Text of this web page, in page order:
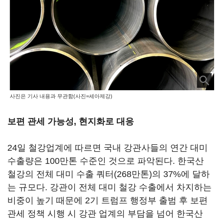
사진은 기사 내용과 무관함(사진=세아제강)
보편 관세 가능성, 현지화로 대응
24일 철강업계에 따르면 국내 강관사들의 연간 대미
수출량은 100만톤 수준인 것으로 파악된다. 한국산
철강의 전체 대미 수출 쿼터(268만톤)의 37%에 달하
는 규모다. 강관이 전체 대미 철강 수출에서 차지하는
비중이 높기 때문에 2기 트럼프 행정부 출범 후 보편
관세 정책 시행 시 강관 업계의 부담을 넘어 한국산